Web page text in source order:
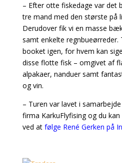
– Efter otte fiskedage var det
tre mand med den største på
Derudover fik vi en masse
samt enkelte regnbueørreder.
booket igen, for hvem kan
disse flotte fisk – omgivet af
alpakaer, nanduer samt
og vin.
– Turen var lavet i
firma KarkuFlyfising og du
ved at følge René Gerken på